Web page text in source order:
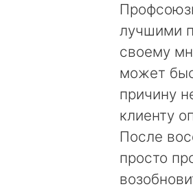
лучшими
своему
может
причину
клиенту
После
просто